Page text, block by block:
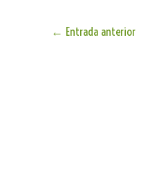
← Entrada anterior